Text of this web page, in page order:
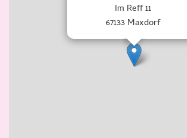
Im Reff 11
67133 Maxdorf